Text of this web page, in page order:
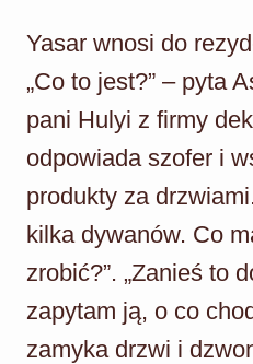
Yasar wnosi do
„Co to jest?” – pyta
pani Hulyi z firmy
odpowiada szofer i
produkty za
kilka dywanów. Co
zrobić?”. „Zanieś to
zapytam ją, o co
zamyka drzwi i